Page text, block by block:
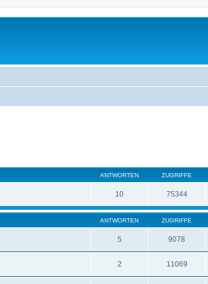
ANTWORTEN ZUGRIFFE
10 75344
ANTWORTEN ZUGRIFFE
5 9078
2 11069